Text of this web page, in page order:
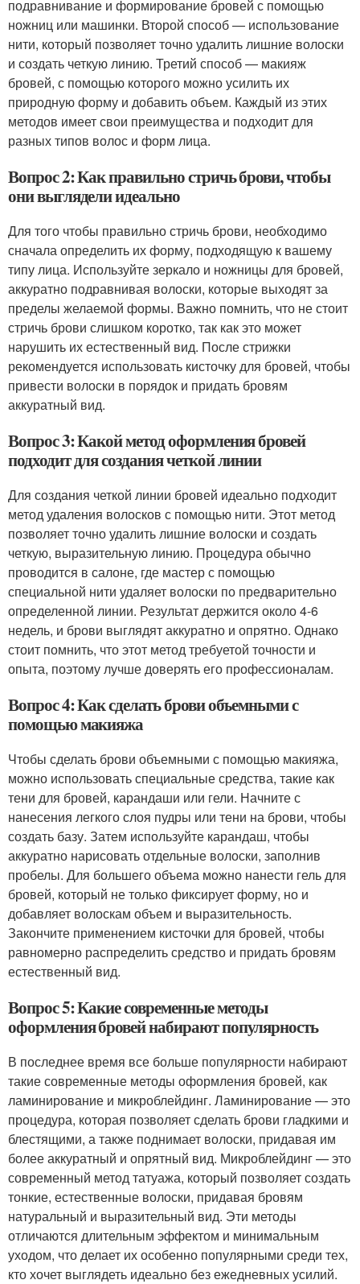
подравнивание и формирование бровей с помощью
ножниц или машинки. Второй способ — использование
нити, который позволяет точно удалить лишние волоски
и создать четкую линию. Третий способ — макияж
бровей, с помощью которого можно усилить их
природную форму и добавить объем. Каждый из этих
методов имеет свои преимущества и подходит для
разных типов волос и форм лица.
Вопрос 2: Как правильно стричь брови, чтобы
они выглядели идеально
Для того чтобы правильно стричь брови, необходимо
сначала определить их форму, подходящую к вашему
типу лица. Используйте зеркало и ножницы для бровей,
аккуратно подравнивая волоски, которые выходят за
пределы желаемой формы. Важно помнить, что не стоит
стричь брови слишком коротко, так как это может
нарушить их естественный вид. После стрижки
рекомендуется использовать кисточку для бровей, чтобы
привести волоски в порядок и придать бровям
аккуратный вид.
Вопрос 3: Какой метод оформления бровей
подходит для создания четкой линии
Для создания четкой линии бровей идеально подходит
метод удаления волосков с помощью нити. Этот метод
позволяет точно удалить лишние волоски и создать
четкую, выразительную линию. Процедура обычно
проводится в салоне, где мастер с помощью
специальной нити удаляет волоски по предварительно
определенной линии. Результат держится около 4-6
недель, и брови выглядят аккуратно и опрятно. Однако
стоит помнить, что этот метод требуетой точности и
опыта, поэтому лучше доверять его профессионалам.
Вопрос 4: Как сделать брови объемными с
помощью макияжа
Чтобы сделать брови объемными с помощью макияжа,
можно использовать специальные средства, такие как
тени для бровей, карандаши или гели. Начните с
нанесения легкого слоя пудры или тени на брови, чтобы
создать базу. Затем используйте карандаш, чтобы
аккуратно нарисовать отдельные волоски, заполнив
пробелы. Для большего объема можно нанести гель для
бровей, который не только фиксирует форму, но и
добавляет волоскам объем и выразительность.
Закончите применением кисточки для бровей, чтобы
равномерно распределить средство и придать бровям
естественный вид.
Вопрос 5: Какие современные методы
оформления бровей набирают популярность
В последнее время все больше популярности набирают
такие современные методы оформления бровей, как
ламинирование и микроблейдинг. Ламинирование — это
процедура, которая позволяет сделать брови гладкими и
блестящими, а также поднимает волоски, придавая им
более аккуратный и опрятный вид. Микроблейдинг — это
современный метод татуажа, который позволяет создать
тонкие, естественные волоски, придавая бровям
натуральный и выразительный вид. Эти методы
отличаются длительным эффектом и минимальным
уходом, что делает их особенно популярными среди тех,
кто хочет выглядеть идеально без ежедневных усилий.